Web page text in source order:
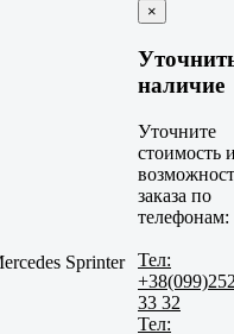
Sprinter
×
наличие
Уточните
стоимость
заказа по
телефонам:
Тел:
33 32
Тел: